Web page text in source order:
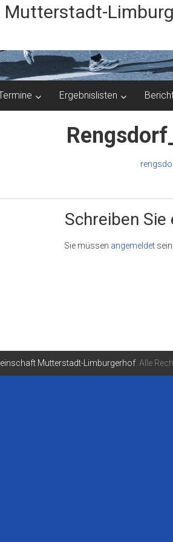
Ergebnislisten
Schreiben
Sie müssen angemeldet
Mutterstadt-Limburgerhof. Alle